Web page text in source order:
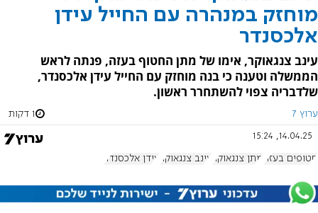
מוחזק במנהרה עם החייל עידן
אלכסנדר
עינב צנגאוקר, אימו של מתן החטוף בעזה, פנתה לראש
הממשלה וטענה כי בנה מוחזק עם החייל עידן אלכסנדר,
שלדבריה צפוי להשתחרר ראשון.
ערוץ 7 1 דקות
14.04.25, 15:24
חטופים בעזה מתן צנגאוקר עינב צנגאוקר עידן אלכסנדר